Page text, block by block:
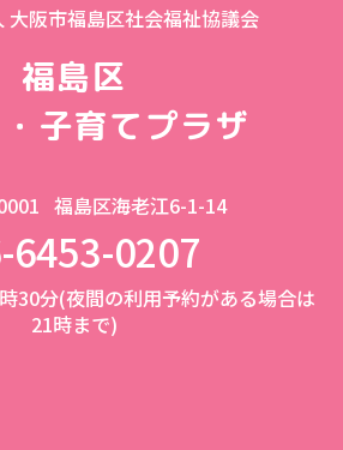
大阪市福島区社会福祉協議会
福島区
子育てプラザ
福島区海老江6-1-14
6453-0207
30分(夜間の利用予約がある場合は
21時まで)